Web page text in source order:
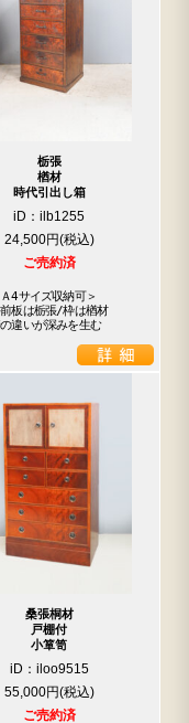
栃張
楢材
時代引出し箱
iD：ilb1255
24,500円
ご売約済
サイズ収納可＞
板は栃張/枠は楢材
違いが深みを生む
桑張桐材
戸棚付
小箪笥
iD：iloo9515
55,000円
ご売約済